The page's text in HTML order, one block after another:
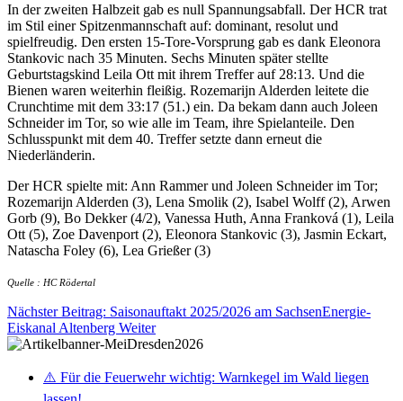
In der zweiten Halbzeit gab es null Spannungsabfall. Der HCR trat
im Stil einer Spitzenmannschaft auf: dominant, resolut und
spielfreudig. Den ersten 15-Tore-Vorsprung gab es dank Eleonora
Stankovic nach 35 Minuten. Sechs Minuten später stellte
Geburtstagskind Leila Ott mit ihrem Treffer auf 28:13. Und die
Bienen waren weiterhin fleißig. Rozemarijn Alderden leitete die
Crunchtime mit dem 33:17 (51.) ein. Da bekam dann auch Joleen
Schneider im Tor, so wie alle im Team, ihre Spielanteile. Den
Schlusspunkt mit dem 40. Treffer setzte dann erneut die
Niederländerin.
Der HCR spielte mit: Ann Rammer und Joleen Schneider im Tor;
Rozemarijn Alderden (3), Lena Smolik (2), Isabel Wolff (2), Arwen
Gorb (9), Bo Dekker (4/2), Vanessa Huth, Anna Franková (1), Leila
Ott (5), Zoe Davenport (2), Eleonora Stankovic (3), Jasmin Eckart,
Natascha Foley (6), Lea Grießer (3)
Quelle : HC Rödertal
Nächster Beitrag: Saisonauftakt 2025/2026 am SachsenEnergie-
Eiskanal Altenberg Weiter
⚠️ Für die Feuerwehr wichtig: Warnkegel im Wald liegen